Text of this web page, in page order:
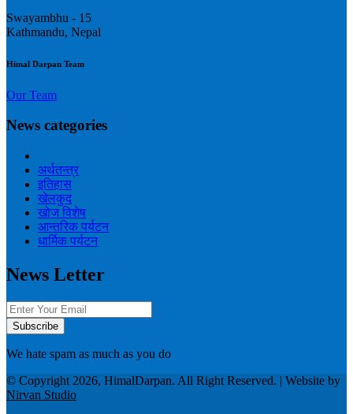
Swayambhu - 15
Kathmandu, Nepal
Himal Darpan Team
Our Team
News categories
अर्थतन्त्र
इतिहास
खेलकुद
खोज विशेष
आन्तरिक पर्यटन
धार्मिक पर्यटन
News Letter
We hate spam as much as you do
© Copyright 2026, HimalDarpan. All Right Reserved. | Website by
Nirvan Studio